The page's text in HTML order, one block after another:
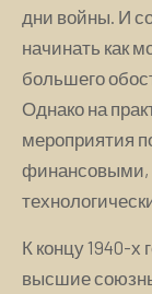
дни войны. И
начинать как
большего
Однако на
мероприятия
финансовыми,
К концу 1940-х
высшие